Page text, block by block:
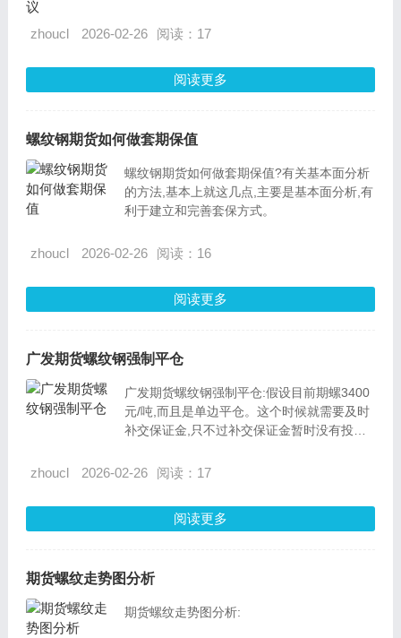
zhoucl 2026-02-26 阅读：17
阅读更多
螺纹钢期货如何做套期保值
螺纹钢期货如何做套期保值?有关基本面分析
的方法,基本上就这几点,主要是基本面分析,有
利于建立和完善套保方式。
zhoucl 2026-02-26 阅读：16
阅读更多
广发期货螺纹钢强制平仓
广发期货螺纹钢强制平仓:假设目前期螺3400
元/吨,而且是单边平仓。这个时候就需要及时
补交保证金,只不过补交保证金暂时没有投资
加保证金之后还需要再补交一次。不过,实际
本身交易所就不加。
zhoucl 2026-02-26 阅读：17
阅读更多
期货螺纹走势图分析
期货螺纹走势图分析: